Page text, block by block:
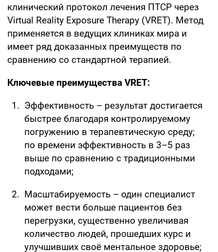
клинический протокол лечения ПТСР через
Virtual Reality Exposure Therapy (VRET). Метод
применяется в ведущих клиниках мира и
имеет ряд доказанных преимуществ по
сравнению со стандартной терапией.
Ключевые преимущества VRET:
Эффективность – результат достигается
быстрее благодаря контролируемому
погружению в терапевтическую среду;
по времени эффективность в 3–5 раз
выше по сравнению с традиционными
подходами;
Масштабируемость – один специалист
может вести больше пациентов без
перегрузки, существенно увеличивая
количество людей, прошедших курс и
улучшивших своё ментальное здоровье;